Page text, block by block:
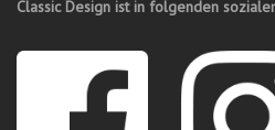
Classic Design ist in folgenden